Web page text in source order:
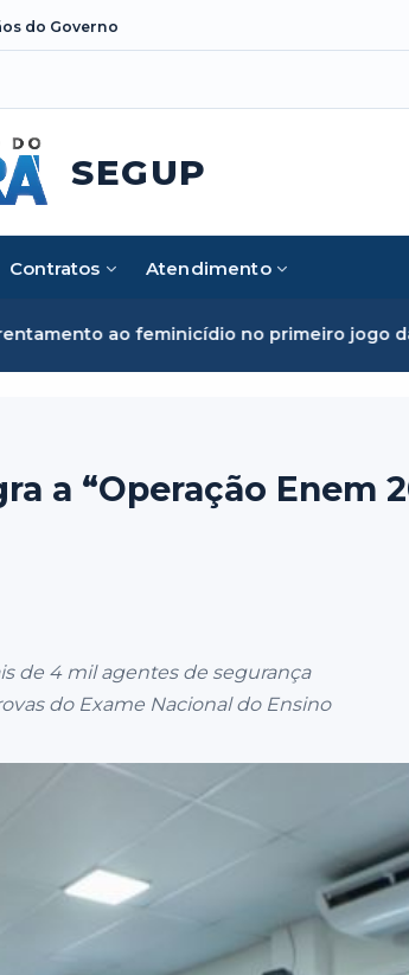
do Governo
SEGUP
Contratos Atendimento
no primeiro jogo da final do Parazão
a “Operação Enem
de 4 mil agentes de segurança
do Exame Nacional do Ensino